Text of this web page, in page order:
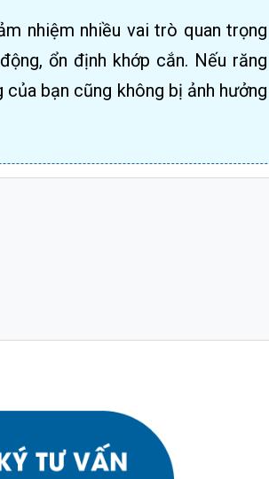
nhiệm nhiều vai trò quan trọng
ổn định khớp cắn. Nếu răng
bạn cũng không bị ảnh hưởng